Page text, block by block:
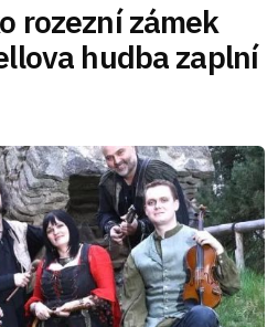
rozezní zámek
hudba zaplní